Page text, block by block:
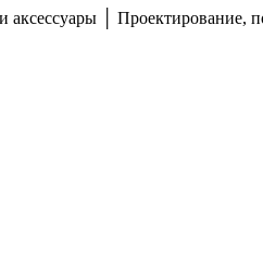
аксессуары │ Проектирование,